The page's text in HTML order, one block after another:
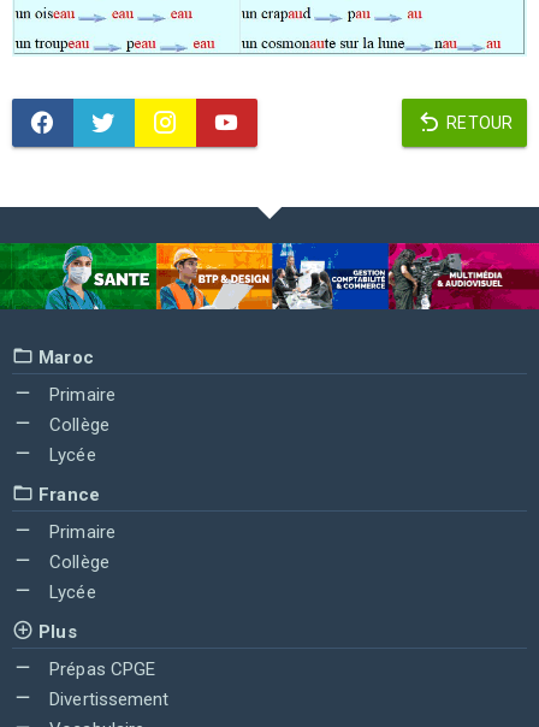
RETOUR
Maroc
Primaire
Collège
Lycée
France
Primaire
Collège
Lycée
Plus
Prépas CPGE
Divertissement